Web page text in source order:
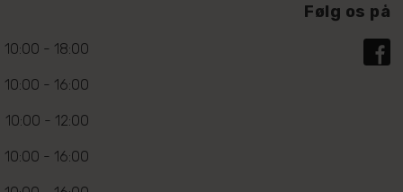
10:00 - 18:00
10:00 - 16:00
10:00 - 12:00
10:00 - 16:00
Følg os på